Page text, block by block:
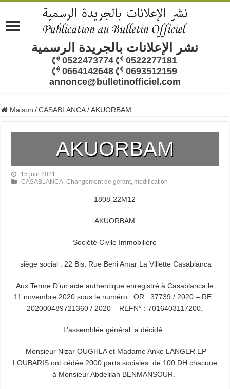
نشر الإعلانات بالجريدة الرسمية
0522473774
0522277181
0664142648
0693512159
annonce@bulletinofficiel.com
Maison / CASABLANCA / AKUORBAM
AKUORBAM
15 juin 2021
CASABLANCA,Changement de gerant, modification
1808-22M12
AKUORBAM
Société Civile Immobilière
siège social : 22 Bis, Rue Beni Amar La Villette Casablanca
Aux Terme D’un acte authentique enregistré à Casablanca le
11 novembre 2020 sous le numéro : OR : 37739 / 2020 – RE :
202000489721360 / 2020 – REFN° : 7016403117200.
L’assemblée général a décidé :
-Monsieur Nizar OUGHLA et Madame Anke LANGER EP
LOUBARIS ont cédée 2000 parts sociales de 100 DH chacune
à Monsieur Abdelilah BENMANSOUR.